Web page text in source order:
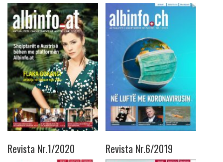
Revista Nr.1/2020 Revista Nr.6/2019